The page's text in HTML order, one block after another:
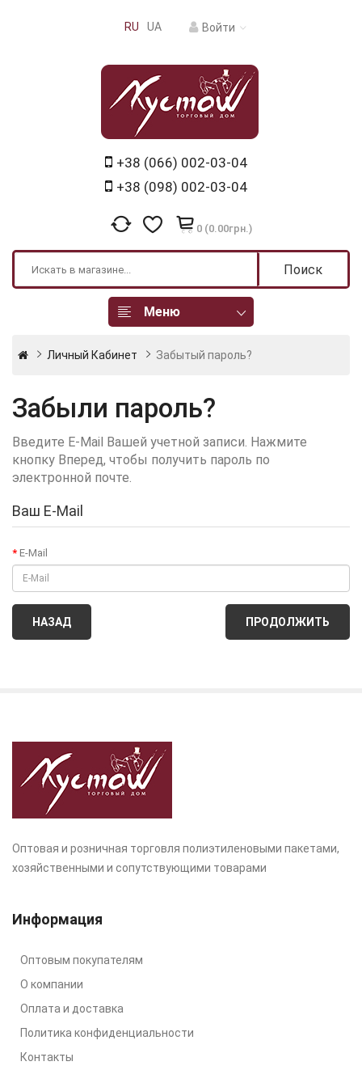
RU UA Войти
+38 (066) 002-03-04
+38 (098) 002-03-04
0 (0.00грн.)
Поиск
Меню
Личный Кабинет Забытый пароль?
Забыли пароль?
Введите E-Mail Вашей учетной записи. Нажмите
кнопку Вперед, чтобы получить пароль по
электронной почте.
Ваш E-Mail
E-Mail
НАЗАД
Оптовая и розничная торговля полиэтиленовыми пакетами,
хозяйственными и сопутствующими товарами
Информация
Оптовым покупателям
О компании
Оплата и доставка
Политика конфиденциальности
Контакты